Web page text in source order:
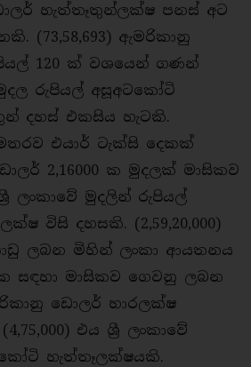
හැත්තෑතුන්ලක්ෂ පනස් අට
(73,58,693) ඇමරිකානු
120 ක් වශයෙන් ගණන්
රුපියල් අසූඅටකෝටි
දහස් එකසිය හැටකි.
එයාර් ටැක්සි දෙකක්
2,16000 ක මුදලක් මාසිකව
ලංකාවේ මුදලින් රුපියල්
විසි දහසකි. (2,59,20,000)
ලබන මිහින් ලංකා ආයතනය
සඳහා මාසිකව ගෙවනු ලබන
ඩොලර් හාරලක්ෂ
එය ශ්‍රී ලංකාවේ
හැත්තෑලක්ෂයකි.